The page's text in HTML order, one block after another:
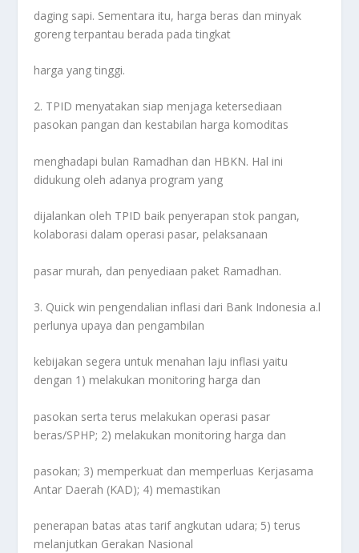
daging sapi. Sementara itu, harga beras dan minyak
goreng terpantau berada pada tingkat
harga yang tinggi.
2. TPID menyatakan siap menjaga ketersediaan
pasokan pangan dan kestabilan harga komoditas
menghadapi bulan Ramadhan dan HBKN. Hal ini
didukung oleh adanya program yang
dijalankan oleh TPID baik penyerapan stok pangan,
kolaborasi dalam operasi pasar, pelaksanaan
pasar murah, dan penyediaan paket Ramadhan.
3. Quick win pengendalian inflasi dari Bank Indonesia a.l
perlunya upaya dan pengambilan
kebijakan segera untuk menahan laju inflasi yaitu
dengan 1) melakukan monitoring harga dan
pasokan serta terus melakukan operasi pasar
beras/SPHP; 2) melakukan monitoring harga dan
pasokan; 3) memperkuat dan memperluas Kerjasama
Antar Daerah (KAD); 4) memastikan
penerapan batas atas tarif angkutan udara; 5) terus
melanjutkan Gerakan Nasional